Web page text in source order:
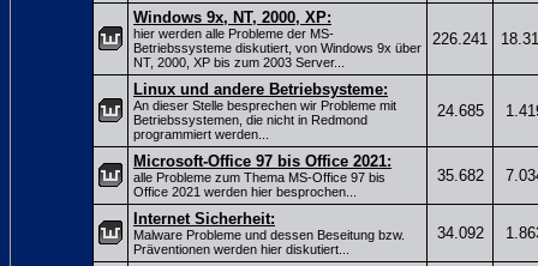
Windows 9x, NT, 2000, XP:
hier werden alle Probleme der MS-
Betriebssysteme diskutiert, von Windows 9x über
NT, 2000, XP bis zum 2003 Server...
226.241
Linux und andere Betriebsysteme:
An dieser Stelle besprechen wir Probleme mit
Betriebssystemen, die nicht in Redmond
programmiert werden...
24.685
Microsoft-Office 97 bis Office 2021:
alle Probleme zum Thema MS-Office 97 bis
Office 2021 werden hier besprochen...
35.682
Internet Sicherheit:
Malware Probleme und dessen Beseitung bzw.
Präventionen werden hier diskutiert...
34.092